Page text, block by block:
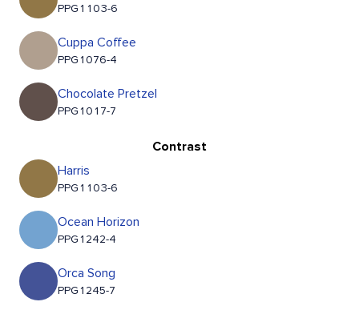
PPG1103-6
Cuppa Coffee
PPG1076-4
Chocolate Pretzel
PPG1017-7
Contrast
Harris
PPG1103-6
Ocean Horizon
PPG1242-4
Orca Song
PPG1245-7